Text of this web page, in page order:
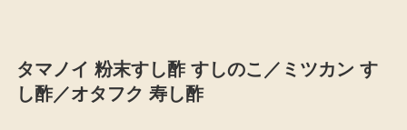
タマノイ 粉末すし酢 すしのこ／ミツカン す
し酢／オタフク 寿し酢